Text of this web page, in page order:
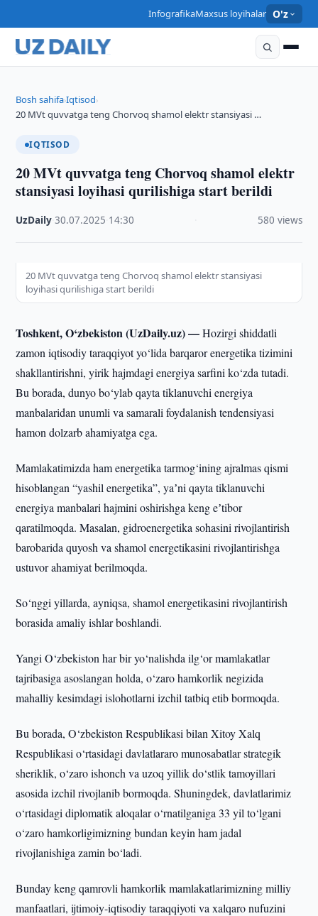
InfografikaMaxsus loyihalar O'z
Bosh sahifa›Iqtisod›
20 MVt quvvatga teng Chorvoq shamol elektr stansiyasi …
IQTISOD
20 MVt quvvatga teng Chorvoq shamol elektr
stansiyasi loyihasi qurilishiga start berildi
UzDaily ·30.07.2025 14:30 580 views
20 MVt quvvatga teng Chorvoq shamol elektr stansiyasi
loyihasi qurilishiga start berildi
Toshkent, O‘zbekiston (UzDaily.uz) —Hozirgi shiddatli
zamon iqtisodiy taraqqiyot yo‘lida barqaror energetika tizimini
shakllantirishni, yirik hajmdagi energiya sarfini ko‘zda tutadi.
Bu borada, dunyo bo‘ylab qayta tiklanuvchi energiya
manbalaridan unumli va samarali foydalanish tendensiyasi
hamon dolzarb ahamiyatga ega.
Mamlakatimizda ham energetika tarmog‘ining ajralmas qismi
hisoblangan “yashil energetika”, yaʼni qayta tiklanuvchi
energiya manbalari hajmini oshirishga keng eʼtibor
qaratilmoqda. Masalan, gidroenergetika sohasini rivojlantirish
barobarida quyosh va shamol energetikasini rivojlantirishga
ustuvor ahamiyat berilmoqda.
So‘nggi yillarda, ayniqsa, shamol energetikasini rivojlantirish
borasida amaliy ishlar boshlandi.
Yangi O‘zbekiston har bir yo‘nalishda ilg‘or mamlakatlar
tajribasiga asoslangan holda, o‘zaro hamkorlik negizida
mahalliy kesimdagi islohotlarni izchil tatbiq etib bormoqda.
Bu borada, O‘zbekiston Respublikasi bilan Xitoy Xalq
Respublikasi o‘rtasidagi davlatlararo munosabatlar strategik
sheriklik, o‘zaro ishonch va uzoq yillik do‘stlik tamoyillari
asosida izchil rivojlanib bormoqda. Shuningdek, davlatlarimiz
o‘rtasidagi diplomatik aloqalar o‘rnatilganiga 33 yil to‘lgani
o‘zaro hamkorligimizning bundan keyin ham jadal
rivojlanishiga zamin bo‘ladi.
Bunday keng qamrovli hamkorlik mamlakatlarimizning milliy
manfaatlari, ijtimoiy-iqtisodiy taraqqiyoti va xalqaro nufuzini